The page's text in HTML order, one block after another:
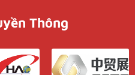
Thông